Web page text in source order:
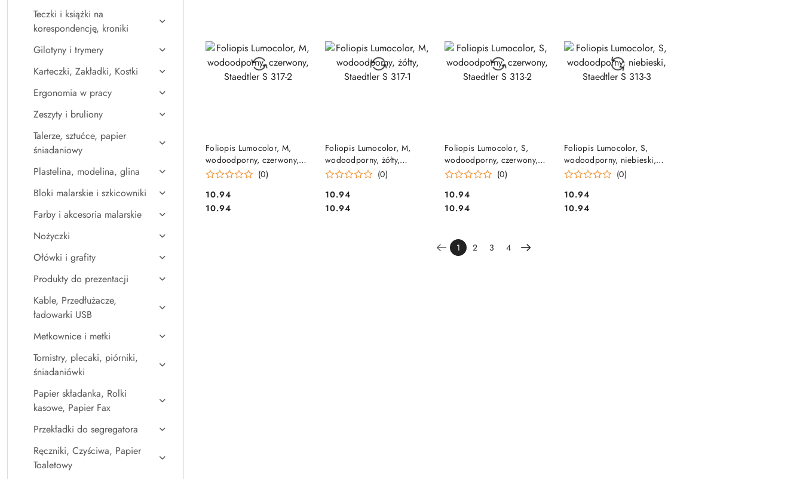
Teczki i książki na
korespondencję, kroniki
Gilotyny i trymery
Karteczki, Zakładki, Kostki
Ergonomia w pracy
Zeszyty i bruliony
Talerze, sztućce, papier
śniadaniowy
Plastelina, modelina, glina
Bloki malarskie i szkicowniki
Farby i akcesoria malarskie
Nożyczki
Ołówki i grafity
Produkty do prezentacji
Kable, Przedłużacze,
ładowarki USB
Metkownice i metki
Tornistry, plecaki, piórniki,
śniadaniówki
Papier składanka, Rolki
kasowe, Papier Fax
Przekładki do segregatora
Ręczniki, Czyściwa, Papier
Toaletowy
Foliopis Lumocolor, M,
wodoodporny, czerwony,
Staedtler S 317-2
(0)
Cena:
10.94
Cena:
10.94
DO KOSZYKA
Foliopis Lumocolor, M,
wodoodporny, żółty,
Staedtler S 317-1
(0)
Cena:
10.94
Cena:
10.94
DO KOSZYKA
Foliopis Lumocolor, S,
wodoodporny, czerwony,
Staedtler S 313-2
(0)
Cena:
10.94
Cena:
10.94
DO KOSZYKA
Foliopis Lumocolor, S,
wodoodporny, niebieski,
Staedtler S 313-3
(0)
Cena:
10.94
Cena:
10.94
DO KOSZYKA
1 2 3 4